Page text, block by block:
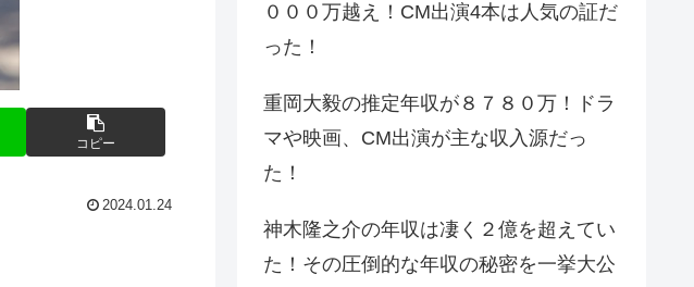
コピー
2024.01.24
０００万越え！CM出演4本は人気の証だ
った！
重岡大毅の推定年収が８７８０万！ドラ
マや映画、CM出演が主な収入源だっ
た！
神木隆之介の年収は凄く２億を超えてい
た！その圧倒的な年収の秘密を一挙大公